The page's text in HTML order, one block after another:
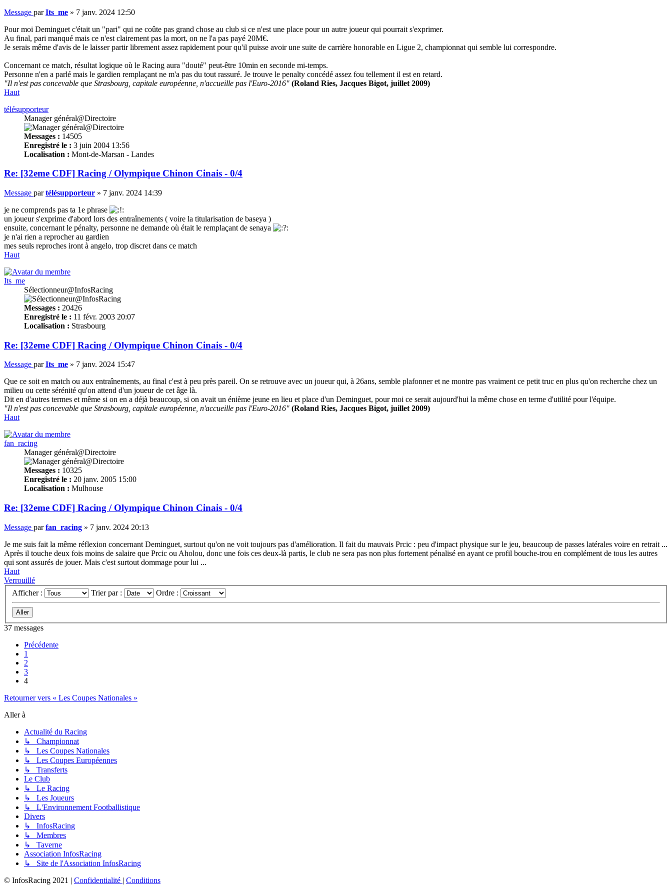
Message parIts_me » 7 janv. 2024 12:50
Pour moi Deminguet c'était un "pari" qui ne coûte pas grand chose au club si ce n'est une place pour un autre joueur qui pourrait s'exprimer.
Au final, pari manqué mais ce n'est clairement pas la mort, on ne l'a pas payé 20M€.
Je serais même d'avis de le laisser partir librement assez rapidement pour qu'il puisse avoir une suite de carrière honorable en Ligue 2, championnat qui semble lui correspondre.
Concernant ce match, résultat logique où le Racing aura "douté" peut-être 10min en seconde mi-temps.
Personne n'en a parlé mais le gardien remplaçant ne m'a pas du tout rassuré. Je trouve le penalty concédé assez fou tellement il est en retard.
"Il n'est pas concevable que Strasbourg, capitale européenne, n'accueille pas l'Euro-2016" (Roland Ries, Jacques Bigot, juillet 2009)
Haut
télésupporteur
Manager général@Directoire
Messages : 14505
Enregistré le : 3 juin 2004 13:56
Localisation : Mont-de-Marsan - Landes
Re: [32eme CDF] Racing / Olympique Chinon Cinais - 0/4
Message partélésupporteur » 7 janv. 2024 14:39
je ne comprends pas ta 1e phrase
un joueur s'exprime d'abord lors des entraînements ( voire la titularisation de baseya )
ensuite, concernant le pénalty, personne ne demande où était le remplaçant de senaya
je n'ai rien a reprocher au gardien
mes seuls reproches iront à angelo, trop discret dans ce match
Haut
Its_me
Sélectionneur@InfosRacing
Messages : 20426
Enregistré le : 11 févr. 2003 20:07
Localisation : Strasbourg
Re: [32eme CDF] Racing / Olympique Chinon Cinais - 0/4
Message parIts_me » 7 janv. 2024 15:47
Que ce soit en match ou aux entraînements, au final c'est à peu près pareil. On se retrouve avec un joueur qui, à 26ans, semble plafonner et ne montre pas vraiment ce petit truc en plus qu'on recherche chez un
milieu ou cette sérénité qu'on attend d'un joueur de cet âge là.
Dit en d'autres termes et même si on en a déjà beaucoup, si on avait un énième jeune en lieu et place d'un Deminguet, pour moi ce serait aujourd'hui la même chose en terme d'utilité pour l'équipe.
"Il n'est pas concevable que Strasbourg, capitale européenne, n'accueille pas l'Euro-2016" (Roland Ries, Jacques Bigot, juillet 2009)
Haut
fan_racing
Manager général@Directoire
Messages : 10325
Enregistré le : 20 janv. 2005 15:00
Localisation : Mulhouse
Re: [32eme CDF] Racing / Olympique Chinon Cinais - 0/4
Message parfan_racing » 7 janv. 2024 20:13
Je me suis fait la même réflexion concernant Deminguet, surtout qu'on ne voit toujours pas d'amélioration. Il fait du mauvais Prcic : peu d'impact physique sur le jeu, beaucoup de passes latérales voire en retrait ...
Après il touche deux fois moins de salaire que Prcic ou Aholou, donc une fois ces deux-là partis, le club ne sera pas non plus fortement pénalisé en ayant ce profil bouche-trou en complément de tous les autres
qui sont assurés de jouer. Mais c'est surtout dommage pour lui ...
Haut
Verrouillé
Afficher :
Trier par : Ordre :
37 messages
Précédente
1
2
3
4
Retourner vers « Les Coupes Nationales »
Aller à
Actualité du Racing
↳ Championnat
↳ Les Coupes Nationales
↳ Les Coupes Européennes
↳ Transferts
Le Club
↳ Le Racing
↳ Les Joueurs
↳ L'Environnement Footballistique
Divers
↳ InfosRacing
↳ Membres
↳ Taverne
Association InfosRacing
↳ Site de l'Association InfosRacing
© InfosRacing 2021
Confidentialité Conditions